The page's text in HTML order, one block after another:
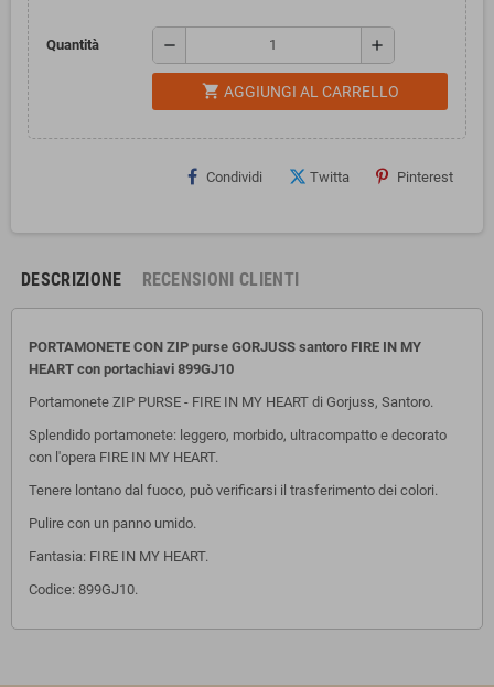
Quantità remove add
shopping_cart AGGIUNGI AL CARRELLO
Condividi Twitta Pinterest
DESCRIZIONE RECENSIONI CLIENTI
PORTAMONETE CON ZIP purse GORJUSS santoro FIRE IN MY
HEART con portachiavi 899GJ10
Portamonete ZIP PURSE - FIRE IN MY HEART di Gorjuss, Santoro.
Splendido portamonete: leggero, morbido, ultracompatto e decorato
con l'opera FIRE IN MY HEART.
Tenere lontano dal fuoco, può verificarsi il trasferimento dei colori.
Pulire con un panno umido.
Fantasia: FIRE IN MY HEART.
Codice: 899GJ10.